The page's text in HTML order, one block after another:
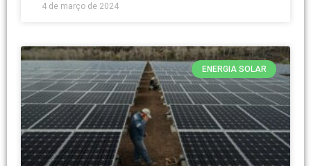
4 de março de 2024
ENERGIA SOLAR